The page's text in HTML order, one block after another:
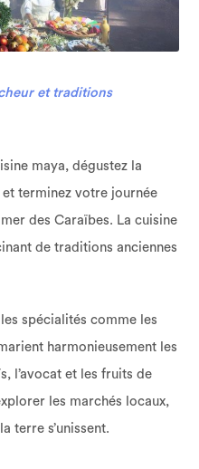
et traditions
maya, dégustez la
terminez votre journée
des Caraïbes. La cuisine
de traditions anciennes
spécialités comme les
harmonieusement les
l’avocat et les fruits de
les marchés locaux,
terre s’unissent.